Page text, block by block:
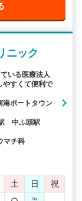
ニック
いる医療法人
やすくて便利で
ポートタウン
中ふ頭駅
マチ科
土 日
祝